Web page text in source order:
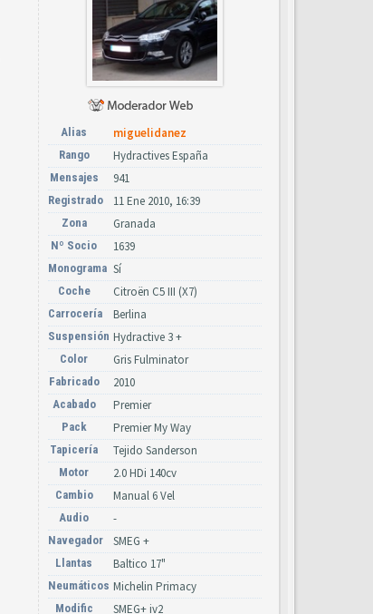
Alias miguelidanez
Rango Hydractives España
Mensajes 941
Registrado 11 Ene 2010, 16:39
Zona Granada
Nº Socio 1639
Monograma Sí
Coche Citroën C5 III (X7)
Carrocería Berlina
Suspensión Hydractive 3 +
Color Gris Fulminator
Fabricado 2010
Acabado Premier
Pack Premier My Way
Tapicería Tejido Sanderson
Motor 2.0 HDi 140cv
Cambio Manual 6 Vel
Audio -
Navegador SMEG +
Llantas Baltico 17"
Neumáticos Michelin Primacy
Modific SMEG+ iv2